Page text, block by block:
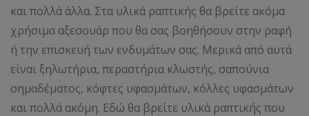
και πολλά άλλα. Στα υλικά ραπτικής θα βρείτε ακόμα
χρήσιμα αξεσουάρ που θα σας βοηθήσουν στην ραφή
ή την επισκευή των ενδυμάτων σας. Μερικά από αυτά
είναι ξηλωτήρια, περαστήρια κλωστής, σαπούνια
σημαδέματος, κόφτες υφασμάτων, κόλλες υφασμάτων
και πολλά ακόμη. Εδώ θα βρείτε υλικά ραπτικής που